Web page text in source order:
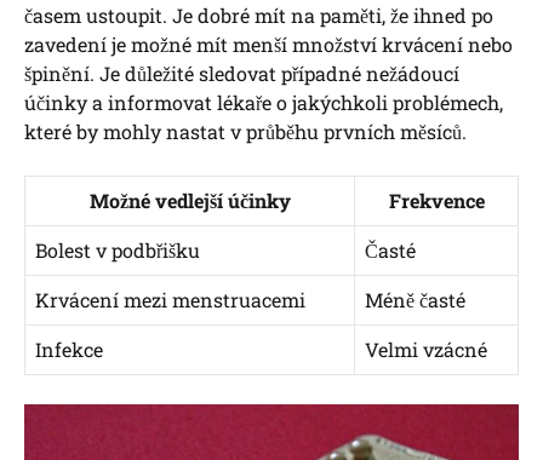
časem ustoupit. Je dobré mít na paměti, že ihned po
zavedení je možné mít menší množství krvácení nebo
špinění. Je důležité sledovat případné nežádoucí
účinky a informovat lékaře o jakýchkoli problémech,
které by mohly nastat v průběhu prvních měsíců.
Možné vedlejší účinky
Frekvence
Bolest v podbřišku
Časté
Krvácení mezi menstruacemi
Méně časté
Infekce
Velmi vzácné